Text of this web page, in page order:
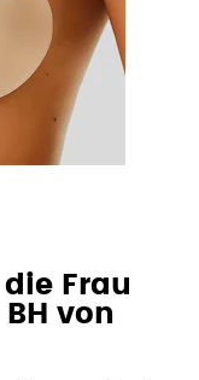
Frau
von